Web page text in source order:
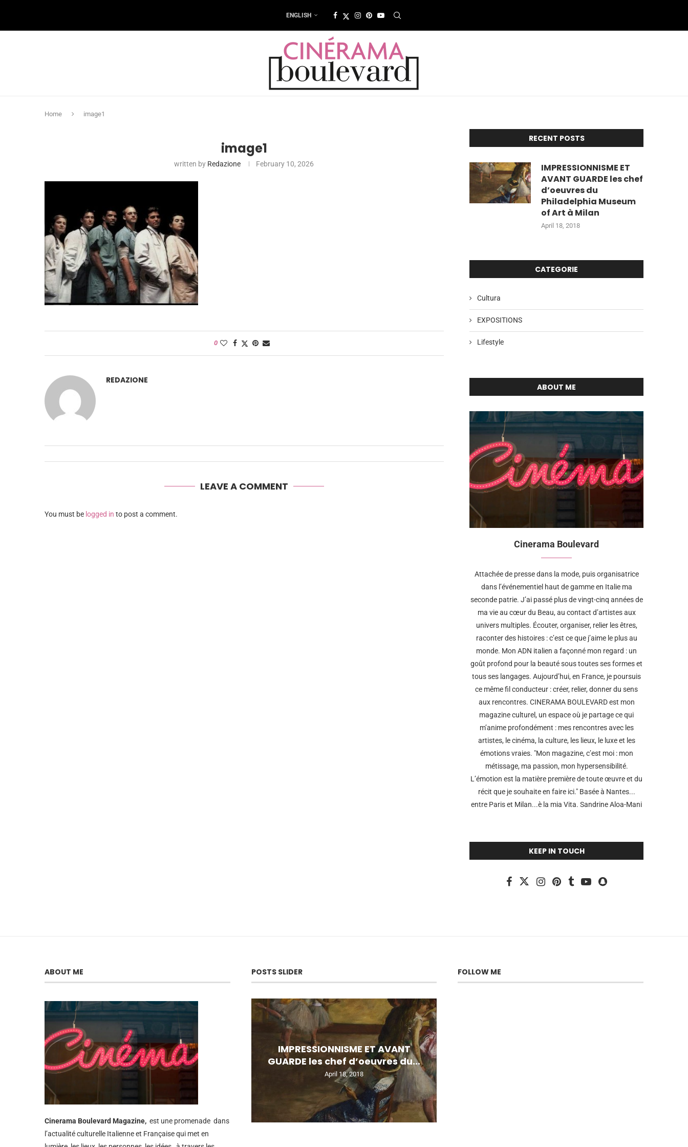
ENGLISH
Home image1
image1
written by Redazione February 10, 2026
0
REDAZIONE
LEAVE A COMMENT
You must be logged in to post a comment.
RECENT POSTS
IMPRESSIONNISME ET
AVANT GUARDE les chef
d’oeuvres du
Philadelphia Museum
of Art à Milan
April 18, 2018
CATEGORIE
Cultura
EXPOSITIONS
Lifestyle
ABOUT ME
Cinerama Boulevard
Attachée de presse dans la mode, puis organisatrice
dans l’événementiel haut de gamme en Italie ma
seconde patrie. J’ai passé plus de vingt-cinq années de
ma vie au cœur du Beau, au contact d’artistes aux
univers multiples. Écouter, organiser, relier les êtres,
raconter des histoires : c’est ce que j’aime le plus au
monde. Mon ADN italien a façonné mon regard : un
goût profond pour la beauté sous toutes ses formes et
tous ses langages. Aujourd’hui, en France, je poursuis
ce même fil conducteur : créer, relier, donner du sens
aux rencontres. CINERAMA BOULEVARD est mon
magazine culturel, un espace où je partage ce qui
m’anime profondément : mes rencontres avec les
artistes, le cinéma, la culture, les lieux, le luxe et les
émotions vraies. "Mon magazine, c’est moi : mon
métissage, ma passion, mon hypersensibilité.
L’émotion est la matière première de toute œuvre et du
récit que je souhaite en faire ici." Basée à Nantes...
entre Paris et Milan...è la mia Vita. Sandrine Aloa-Mani
KEEP IN TOUCH
ABOUT ME
Cinerama Boulevard Magazine, est une promenade dans
l’actualité culturelle Italienne et Française qui met en
POSTS SLIDER
IMPRESSIONNISME ET AVANT
GUARDE les chef d’oeuvres du...
April 18, 2018
FOLLOW ME